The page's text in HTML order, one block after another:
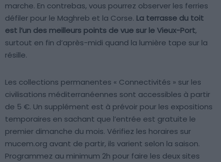
marche. En contrebas, vous pourrez observer les ferries
défiler pour le Maghreb et la Corse. La terrasse du toit
est l’un des meilleurs points de vue sur le Vieux-Port,
surtout en fin d’après-midi quand la lumière tape sur la
résille.
Les collections permanentes « Connectivités » sur les
civilisations méditerranéennes sont accessibles à partir
de 5 €. Un supplément est à prévoir pour les expositions
temporaires en sachant que l’entrée est gratuite le
premier dimanche du mois. Vérifiez les horaires sur
mucem.org avant de partir, ils varient selon la saison.
Programmez au minimum 2h pour faire les deux sites